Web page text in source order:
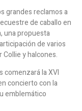
grandes reclamos a
de caballo en
una propuesta
de varios
y halcones.
comenzará la XVI
concierto con la
emblemático